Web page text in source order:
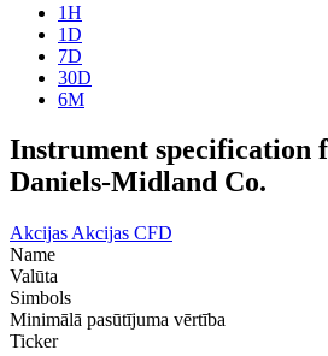
1H
1D
7D
30D
6M
Instrument specification
Daniels-Midland Co.
Akcijas Akcijas CFD
Name
Valūta
Simbols
Minimālā pasūtījuma vērtība
Ticker